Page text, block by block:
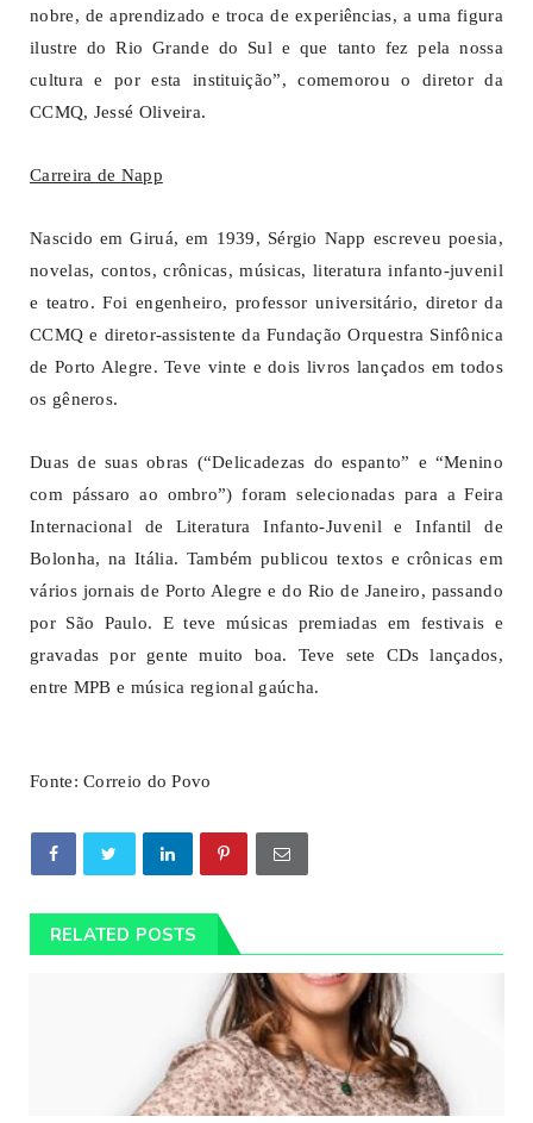
nobre, de aprendizado e troca de experiências, a uma figura
ilustre do Rio Grande do Sul e que tanto fez pela nossa
cultura e por esta instituição”, comemorou o diretor da
CCMQ, Jessé Oliveira.
Carreira de Napp
Nascido em Giruá, em 1939, Sérgio Napp escreveu poesia,
novelas, contos, crônicas, músicas, literatura infanto-juvenil
e teatro. Foi engenheiro, professor universitário, diretor da
CCMQ e diretor-assistente da Fundação Orquestra Sinfônica
de Porto Alegre. Teve vinte e dois livros lançados em todos
os gêneros.
Duas de suas obras (“Delicadezas do espanto” e “Menino
com pássaro ao ombro”) foram selecionadas para a Feira
Internacional de Literatura Infanto-Juvenil e Infantil de
Bolonha, na Itália. Também publicou textos e crônicas em
vários jornais de Porto Alegre e do Rio de Janeiro, passando
por São Paulo. E teve músicas premiadas em festivais e
gravadas por gente muito boa. Teve sete CDs lançados,
entre MPB e música regional gaúcha.
Fonte: Correio do Povo
RELATED POSTS